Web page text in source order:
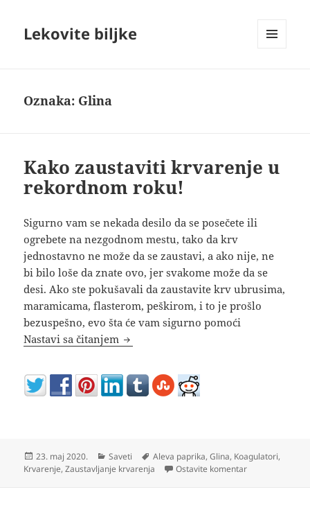
Lekovite biljke
Oznaka: Glina
Kako zaustaviti krvarenje u
rekordnom roku!
Sigurno vam se nekada desilo da se posečete ili
ogrebete na nezgodnom mestu, tako da krv
jednostavno ne može da se zaustavi, a ako nije, ne
bi bilo loše da znate ovo, jer svakome može da se
desi. Ako ste pokušavali da zaustavite krv ubrusima,
maramicama, flasterom, peškirom, i to je prošlo
bezuspešno, evo šta će vam sigurno pomoći
Nastavi sa čitanjem Kako zaustaviti krvarenje u
Objavljeno
23. maj 2020. Kategorije
Saveti Oznake
Aleva paprika,Glina, Koagulatori,
Krvarenje,Zaustavljanje krvarenja Ostavite komentarna Kako